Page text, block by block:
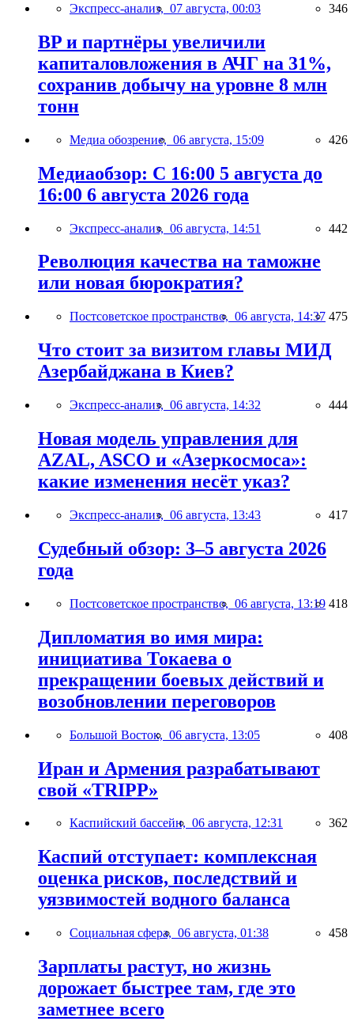
Экспресс-анализ, 07 августа, 00:03 346
BP и партнёры увеличили
капиталовложения в АЧГ на 31%,
сохранив добычу на уровне 8 млн
тонн
Медиа обозрение, 06 августа, 15:09 426
Медиаобзор: С 16:00 5 августа до
16:00 6 августа 2026 года
Экспресс-анализ, 06 августа, 14:51 442
Революция качества на таможне
или новая бюрократия?
Постсоветское пространство, 06 августа, 14:37 475
Что стоит за визитом главы МИД
Азербайджана в Киев?
Экспресс-анализ, 06 августа, 14:32 444
Новая модель управления для
AZAL, ASCO и «Азеркосмоса»:
какие изменения несёт указ?
Экспресс-анализ, 06 августа, 13:43 417
Судебный обзор: 3–5 августа 2026
года
Постсоветское пространство, 06 августа, 13:19 418
Дипломатия во имя мира:
инициатива Токаева о
прекращении боевых действий и
возобновлении переговоров
Большой Восток, 06 августа, 13:05 408
Иран и Армения разрабатывают
свой «TRIPP»
Каспийский бассейн, 06 августа, 12:31 362
Каспий отступает: комплексная
оценка рисков, последствий и
уязвимостей водного баланса
Социальная сфера, 06 августа, 01:38 458
Зарплаты растут, но жизнь
дорожает быстрее там, где это
заметнее всего